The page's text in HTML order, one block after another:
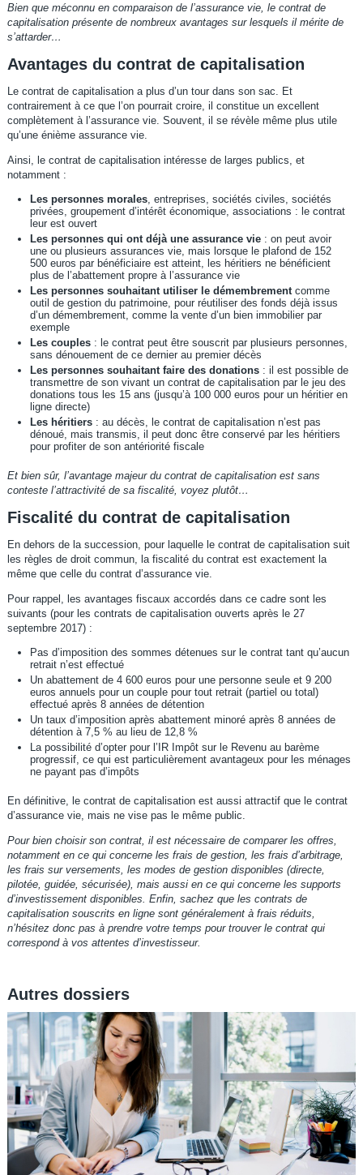
Bien que méconnu en comparaison de l’assurance vie, le contrat de
capitalisation présente de nombreux avantages sur lesquels il mérite de
s’attarder…
Avantages du contrat de capitalisation
Le contrat de capitalisation a plus d’un tour dans son sac. Et
contrairement à ce que l’on pourrait croire, il constitue un excellent
complètement à l’assurance vie. Souvent, il se révèle même plus utile
qu’une énième assurance vie.
Ainsi, le contrat de capitalisation intéresse de larges publics, et
notamment :
Les personnes morales, entreprises, sociétés civiles, sociétés
privées, groupement d’intérêt économique, associations : le contrat
leur est ouvert
Les personnes qui ont déjà une assurance vie : on peut avoir
une ou plusieurs assurances vie, mais lorsque le plafond de 152
500 euros par bénéficiaire est atteint, les héritiers ne bénéficient
plus de l’abattement propre à l’assurance vie
Les personnes souhaitant utiliser le démembrementcomme
outil de gestion du patrimoine, pour réutiliser des fonds déjà issus
d’un démembrement, comme la vente d’un bien immobilier par
exemple
Les couples : le contrat peut être souscrit par plusieurs personnes,
sans dénouement de ce dernier au premier décès
Les personnes souhaitant faire des donations: il est possible de
transmettre de son vivant un contrat de capitalisation par le jeu des
donations tous les 15 ans (jusqu’à 100 000 euros pour un héritier en
ligne directe)
Les héritiers : au décès, le contrat de capitalisation n’est pas
dénoué, mais transmis, il peut donc être conservé par les héritiers
pour profiter de son antériorité fiscale
Et bien sûr, l’avantage majeur du contrat de capitalisation est sans
conteste l’attractivité de sa fiscalité, voyez plutôt…
Fiscalité du contrat de capitalisation
En dehors de la succession, pour laquelle le contrat de capitalisation suit
les règles de droit commun, la fiscalité du contrat est exactement la
même que celle du contrat d’assurance vie.
Pour rappel, les avantages fiscaux accordés dans ce cadre sont les
suivants (pour les contrats de capitalisation ouverts après le 27
septembre 2017) :
Pas d’imposition des sommes détenues sur le contrat tant qu’aucun
retrait n’est effectué
Un abattement de 4 600 euros pour une personne seule et 9 200
euros annuels pour un couple pour tout retrait (partiel ou total)
effectué après 8 années de détention
Un taux d’imposition après abattement minoré après 8 années de
détention à 7,5 % au lieu de 12,8 %
La possibilité d’opter pour l’IR Impôt sur le Revenu au barème
progressif, ce qui est particulièrement avantageux pour les ménages
ne payant pas d’impôts
En définitive, le contrat de capitalisation est aussi attractif que le contrat
d’assurance vie, mais ne vise pas le même public.
Pour bien choisir son contrat, il est nécessaire de comparer les offres,
notamment en ce qui concerne les frais de gestion, les frais d’arbitrage,
les frais sur versements, les modes de gestion disponibles (directe,
pilotée, guidée, sécurisée), mais aussi en ce qui concerne les supports
d’investissement disponibles. Enfin, sachez que les contrats de
capitalisation souscrits en ligne sont généralement à frais réduits,
n’hésitez donc pas à prendre votre temps pour trouver le contrat qui
correspond à vos attentes d’investisseur.
Autres dossiers